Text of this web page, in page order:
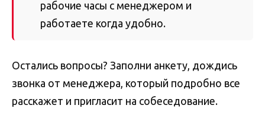
рабочие часы с менеджером и
работаете когда удобно.
Остались вопросы? Заполни анкету, дождись
звонка от менеджера, который подробно все
расскажет и пригласит на собеседование.